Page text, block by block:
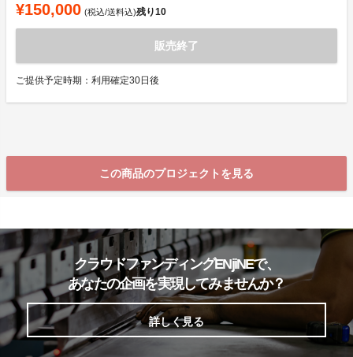
¥150,000 (税込/送料込)残り10
販売終了
ご提供予定時期：利用確定30日後
この商品のプロジェクトを見る
クラウドファンディングENjiNEで、
あなたの企画を実現してみませんか？
詳しく見る